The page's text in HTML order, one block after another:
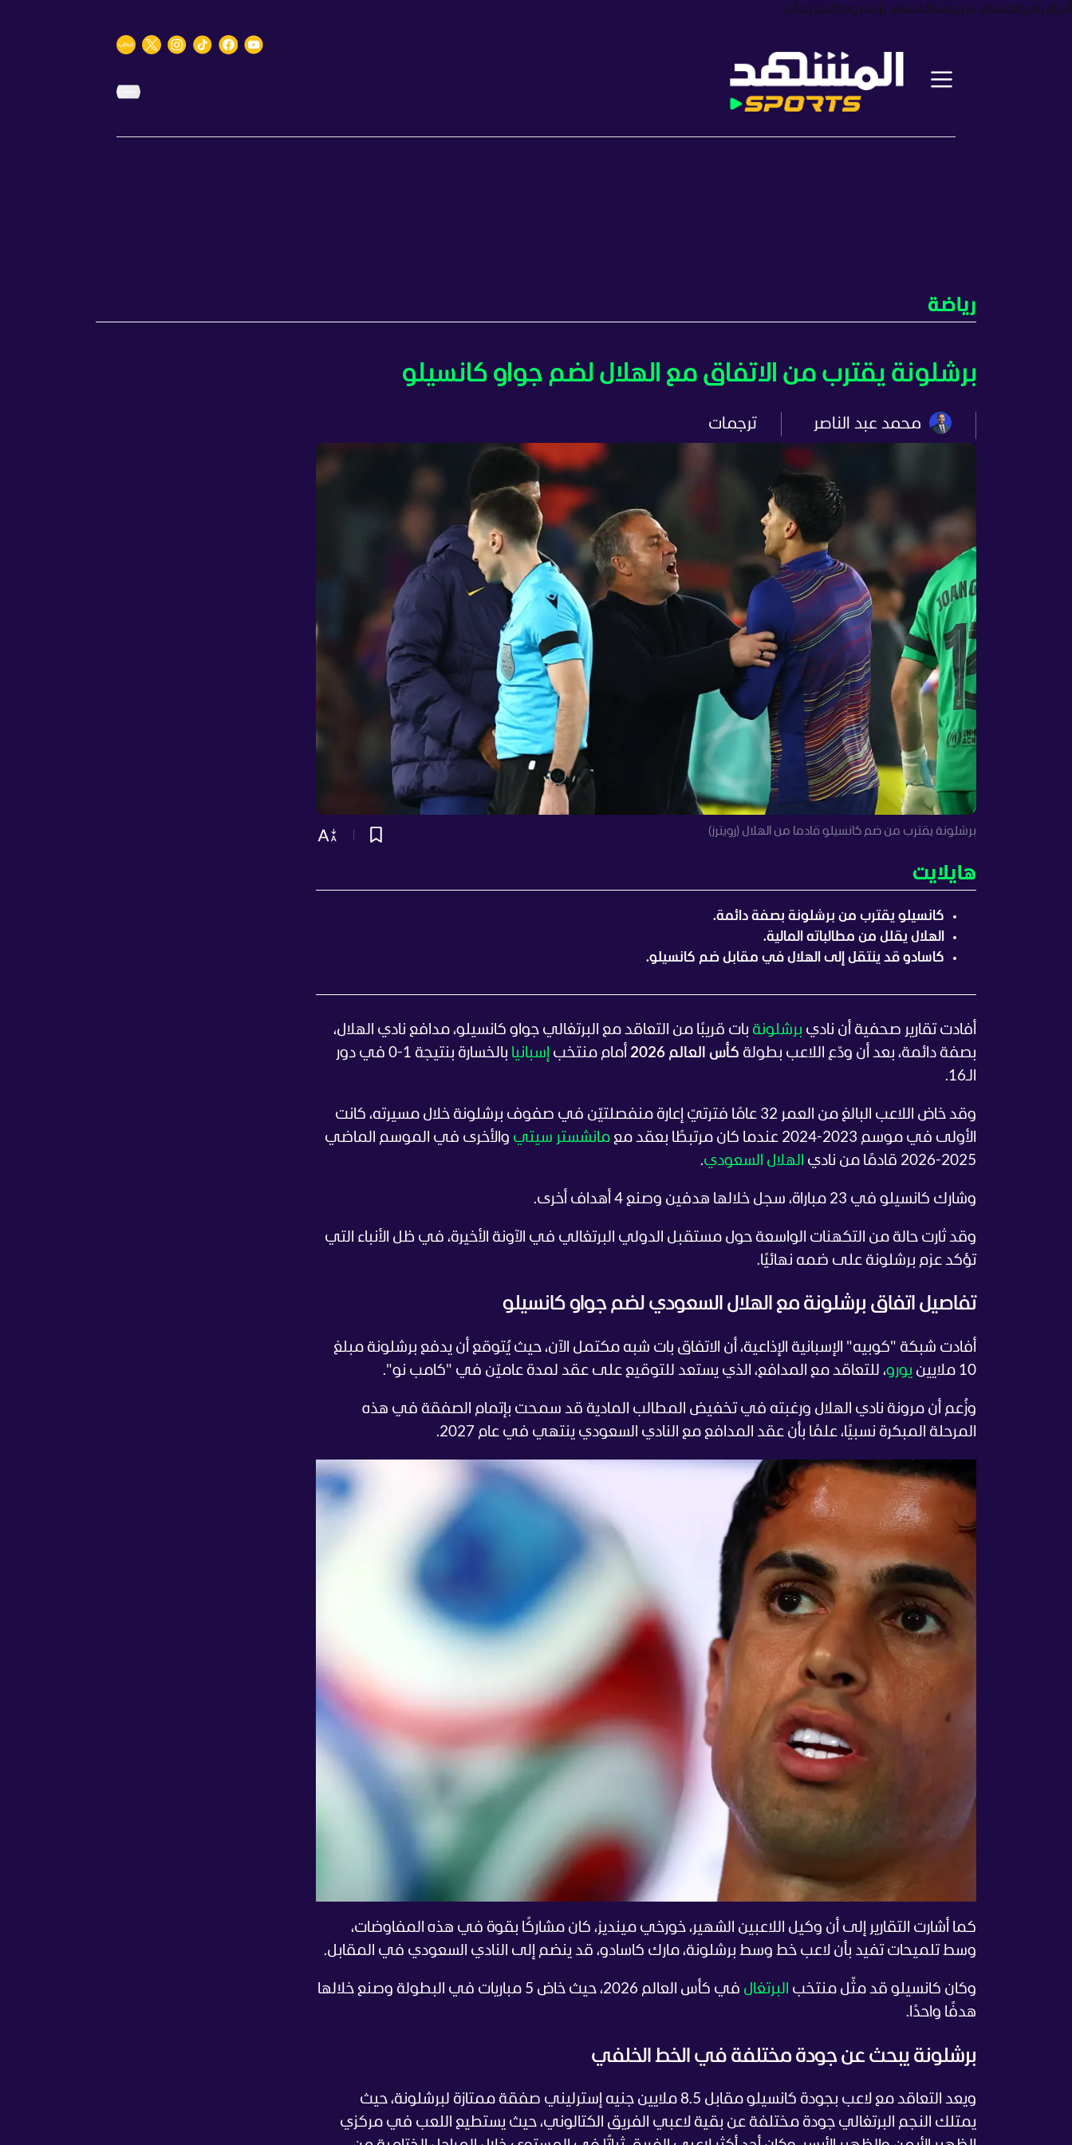
أخبار برامجالمشهد سبورتسالمشهد بزنسبودكاستترندات
رياضة
برشلونة يقترب من الاتفاق مع الهلال لضم جواو كانسيلو
محمد عبد الناصر ترجمات
برشلونة يقترب من ضم كانسيلو قادما من الهلال (رويترز)
هايلايت
كانسيلو يقترب من برشلونة بصفة دائمة.
الهلال يقلل من مطالباته المالية.
كاسادو قد ينتقل إلى الهلال في مقابل ضم كانسيلو.
أفادت تقارير صحفية أن نادي برشلونة بات قريبًا من التعاقد مع البرتغالي جواو كانسيلو، مدافع نادي الهلال،
بصفة دائمة، بعد أن ودّع اللاعب بطولة كأس العالم 2026 أمام منتخب إسبانيا
بالخسارة بنتيجة 1-0 في دور
الـ16.
وقد خاض اللاعب البالغ من العمر 32 عامًا فترتيّ إعارة منفصلتيّن في صفوف برشلونة خلال مسيرته، كانت
الأولى في موسم 2023-2024 عندما كان مرتبطًا بعقد مع
مانشستر سيتي والأخرى في الموسم الماضي
2025-2026 قادمًا من نادي
الهلال السعودي.
وشارك كانسيلو في 23 مباراة، سجل خلالها هدفين وصنع 4 أهداف أخرى.
وقد ثارت حالة من التكهنات الواسعة حول مستقبل الدولي البرتغالي في الآونة الأخيرة، في ظل الأنباء التي
تؤكد عزم برشلونة على ضمه نهائيًا.
تفاصيل اتفاق برشلونة مع الهلال السعودي لضم جواو كانسيلو
أفادت شبكة "كوبيه" الإسبانية الإذاعية، أن الاتفاق بات شبه مكتمل الآن، حيث يُتوقع أن يدفع برشلونة مبلغ
10 ملايين
يورو، للتعاقد مع المدافع، الذي يستعد للتوقيع على عقد لمدة عاميّن في "كامب نو".
وزُعم أن مرونة نادي الهلال ورغبته في تخفيض المطالب المادية قد سمحت بإتمام الصفقة في هذه
المرحلة المبكرة نسبيًا، علمًا بأن عقد المدافع مع النادي السعودي ينتهي في عام 2027.
كما أشارت التقارير إلى أن وكيل اللاعبين الشهير، خورخي مينديز، كان مشاركًا بقوة في هذه المفاوضات،
وسط تلميحات تفيد بأن لاعب خط وسط برشلونة، مارك كاسادو، قد ينضم إلى النادي السعودي في المقابل.
وكان كانسيلو قد مثّل منتخب البرتغال
في كأس العالم 2026، حيث خاض 5 مباريات في البطولة وصنع خلالها
هدفًا واحدًا.
برشلونة يبحث عن جودة مختلفة في الخط الخلفي
ويعد التعاقد مع لاعب بجودة كانسيلو مقابل 8.5 ملايين جنيه إسترليني صفقة ممتازة لبرشلونة، حيث
يمتلك النجم البرتغالي جودة مختلفة عن بقية لاعبي الفريق الكتالوني، حيث يستطيع اللعب في مركزي